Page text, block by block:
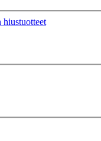
hiustuotteet